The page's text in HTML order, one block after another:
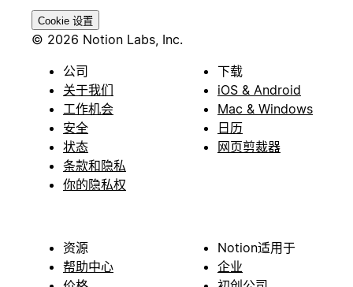
Cookie 设置
© 2026 Notion Labs, Inc.
公司
关于我们
工作机会
安全
状态
条款和隐私
你的隐私权
下载
iOS & Android
Mac & Windows
日历
网页剪裁器
资源
帮助中心
Notion适用于
企业